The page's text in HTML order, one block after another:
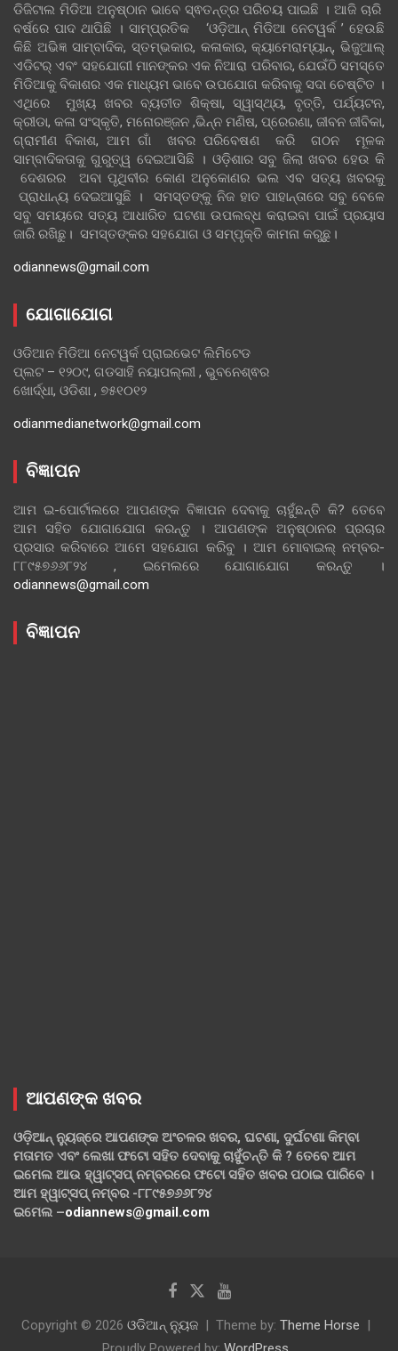
ଡିଜିଟାଲ ମିଡିଆ ଅନୁଷ୍ଠାନ ଭାବେ ସ୍ଵତନ୍ତ୍ର ପରିଚୟ ପାଇଛି । ଆଜି ଚାରି
ବର୍ଷରେ ପାଦ ଥାପିଛି । ସାମ୍ପ୍ରତିକ ‘ଓଡ଼ିଆନ୍‍ ମିଡିଆ ନେଟୱର୍କ ’ ହେଉଛି
କିଛି ଅଭିଜ୍ଞ ସାମ୍ବାଦିକ, ସ୍ତମ୍ଭକାର, କଳାକାର, କ୍ୟାମେରାମ୍ୟାନ୍, ଭିଜୁଆଲ୍
ଏଡିଟର୍ ଏବଂ ସହଯୋଗୀ ମାନଙ୍କର ଏକ ନିଆରା ପରିବାର, ଯେଉଁଠି ସମସ୍ତେ
ମିଡିଆକୁ ବିକାଶର ଏକ ମାଧ୍ୟମ ଭାବେ ଉପଯୋଗ କରିବାକୁ ସଦା ଚେଷ୍ଟିତ ।
ଏଥିରେ ମୁଖ୍ୟ ଖବର ବ୍ୟତୀତ ଶିକ୍ଷା, ସ୍ୱାସ୍ଥ୍ୟ, ବୃତ୍ତି, ପର୍ଯ୍ୟଟନ,
କ୍ରୀଡା, କଳା ସଂସ୍କୃତି, ମନୋରଞ୍ଜନ ,ଭିନ୍ନ ମଣିଷ, ପ୍ରେରଣା, ଜୀବନ ଜୀବିକା,
ଗ୍ରାମୀଣ ବିକାଶ, ଆମ ଗାଁ ଖବର ପରିବେଷଣ କରି ଗଠନ ମୂଳକ
ସାମ୍ବାଦିକତାକୁ ଗୁରୁତ୍ୱ ଦେଇଆସିଛି । ଓଡ଼ିଶାର ସବୁ ଜିଲା ଖବର ହେଉ କି
ଦେଶରର ଅବା ପୃଥିବୀର କୋଣ ଅନୁକୋଣର ଭଲ ଏବ ସତ୍ୟ ଖବରକୁ
ପ୍ରାଧାନ୍ୟ ଦେଇଆସୁଛି । ସମସ୍ତଙ୍କୁ ନିଜ ହାତ ପାହାନ୍ତାରେ ସବୁ ବେଳେ
ସବୁ ସମୟରେ ସତ୍ୟ ଆଧାରିତ ଘଟଣା ଉପଲବ୍ଧ କରାଇବା ପାଇଁ ପ୍ରୟାସ
ଜାରି ରଖିଛୁ। ସମସ୍ତଙ୍କର ସହଯୋଗ ଓ ସମ୍ପୃକ୍ତି କାମନା କରୁଛୁ।
odiannews@gmail.com
ଯୋଗାଯୋଗ
ଓଡିଆନ ମିଡିଆ ନେଟୱର୍କ ପ୍ରାଇଭେଟ ଲିମିଟେଡ
ପ୍ଲଟ – ୧୨୦୯, ଗଡସାହି ନୟାପଲ୍ଲୀ , ଭୁବନେଶ୍ଵର
ଖୋର୍ଦ୍ଧା, ଓଡିଶା , ୭୫୧୦୧୨
odianmedianetwork@gmail.com
ବିଜ୍ଞାପନ
ଆମ ଇ-ପୋର୍ଟାଲରେ ଆପଣଙ୍କ ବିଜ୍ଞାପନ ଦେବାକୁ ଚାହୁଁଛନ୍ତି କି? ତେବେ
ଆମ ସହିତ ଯୋଗାଯୋଗ କରନ୍ତୁ । ଆପଣଙ୍କ ଅନୁଷ୍ଠାନର ପ୍ରଚାର
ପ୍ରସାର କରିବାରେ ଆମେ ସହଯୋଗ କରିବୁ । ଆମ ମୋବାଇଲ୍ ନମ୍ବର-
୮୮୯୫୭୬୬୮୨୪ , ଇମେଲରେ ଯୋଗାଯୋଗ କରନ୍ତୁ ।
odiannews@gmail.com
ବିଜ୍ଞାପନ
ଆପଣଙ୍କ ଖବର
ଓଡ଼ିଆନ୍ ନ୍ୟୁଜ୍‌ରେ ଆପଣଙ୍କ ଅଂଚଳର ଖବର, ଘଟଣା, ଦୁର୍ଘଟଣା କିମ୍ବା
ମତାମତ ଏବଂ ଲେଖା ଫଟୋ ସହିତ ଦେବାକୁ ଚାହୁଁଚନ୍ତି କି ? ତେବେ ଆମ
ଇମେଲ ଆଉ ହ୍ୱାଟ୍‌ସପ୍ ନମ୍ବରରେ ଫଟୋ ସହିତ ଖବର ପଠାଇ ପାରିବେ ।
ଆମ ହ୍ୱାଟ୍‌ସପ୍ ନମ୍ବର -୮୮୯୫୭୬୬୮୨୪
ଇମେଲ –odiannews@gmail.com
Copyright © 2026 ଓଡିଆନ୍ ନ୍ୟୁଜ Theme by: Theme Horse